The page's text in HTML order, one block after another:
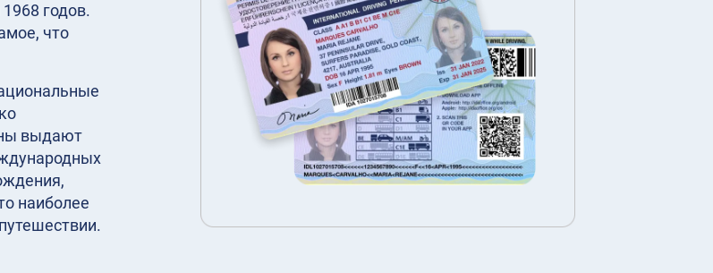
годов.
что
выдают
наиболее